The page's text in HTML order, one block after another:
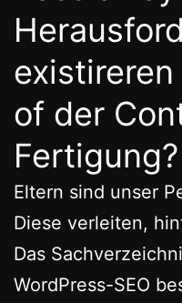
of der
Fertigung?
Eltern sind unser
Diese verleiten,
Das
WordPress-SEO